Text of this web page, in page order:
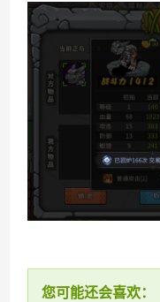
您可能还会喜欢：